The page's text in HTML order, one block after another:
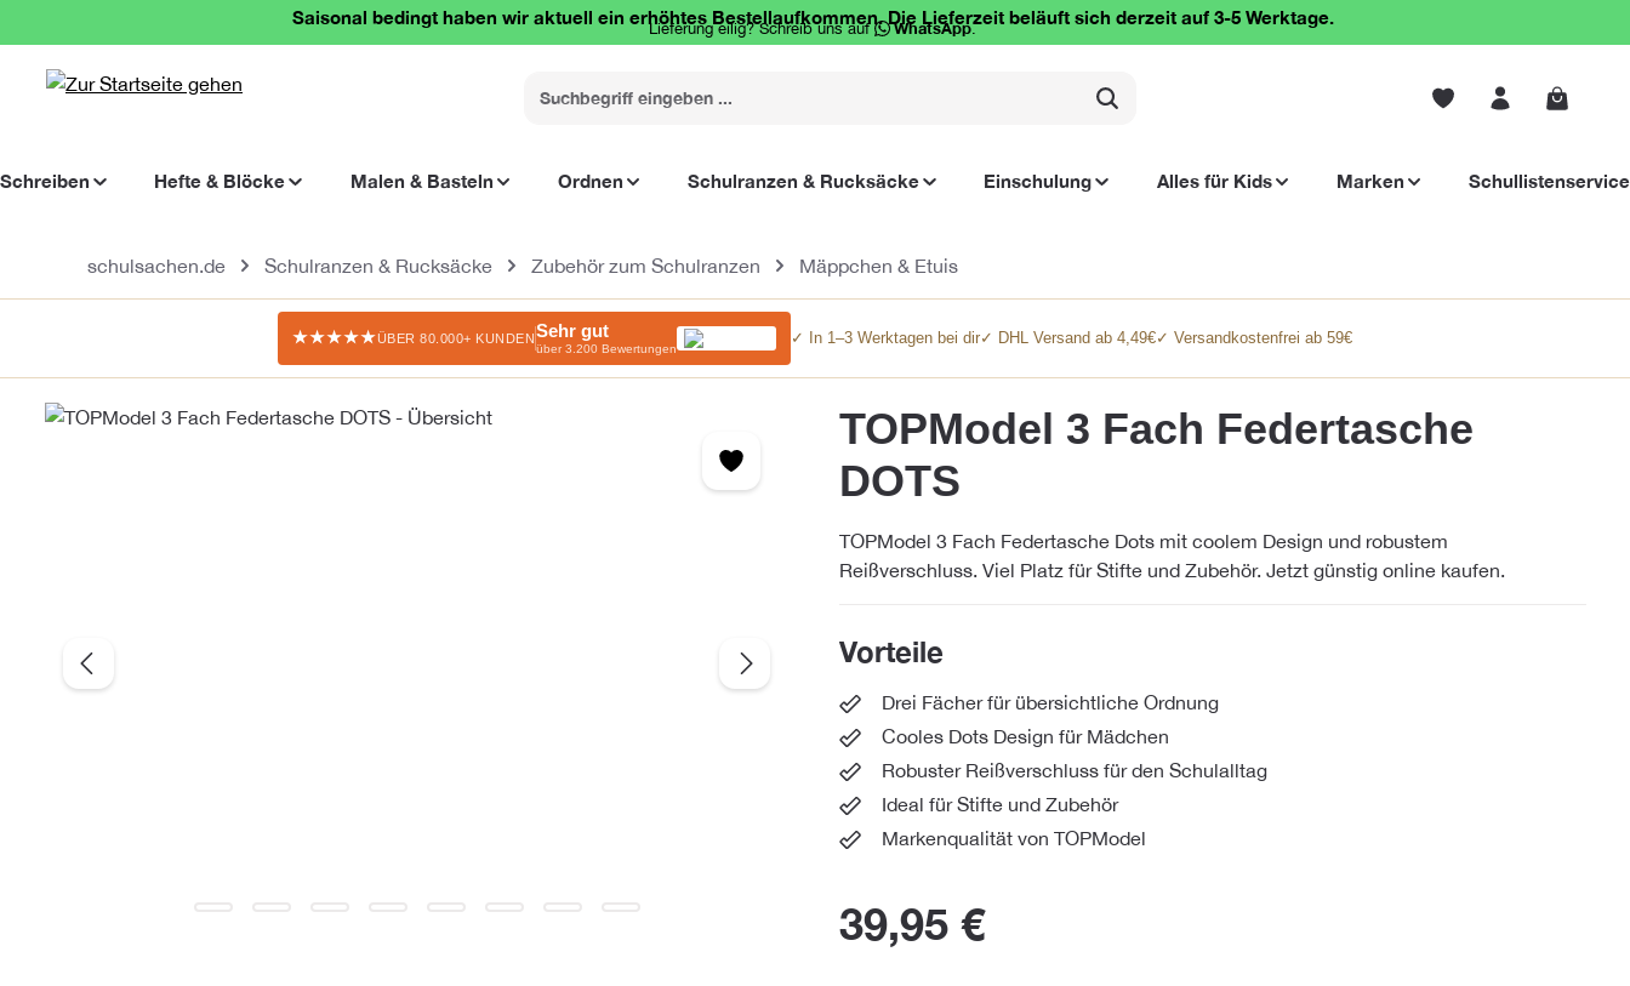
Zur Hauptnavigation springenSaisonal bedingt haben wir aktuell ein erhöhtes Bestellaufkommen. Die Lieferzeit beläuft sich derzeit auf 3-5 Werktage.
Lieferung eilig? Schreib uns auf WhatsApp.
Schreiben Hefte & Blöcke Malen & Basteln Ordnen Schulranzen & Rucksäcke Einschulung Alles für Kids Marken Schullistenservice
schulsachen.de Schulranzen & Rucksäcke Zubehör zum Schulranzen Mäppchen & Etuis
★★★★★ÜBER 80.000+ KUNDENSehr gut
über 3.200 Bewertungen
✓ In 1–3 Werktagen bei dir✓ DHL Versand ab 4,49€✓ Versandkostenfrei ab 59€
Bildergalerie überspringen
TOPModel 3 Fach Federtasche
DOTS
TOPModel 3 Fach Federtasche Dots mit coolem Design und robustem
Reißverschluss. Viel Platz für Stifte und Zubehör. Jetzt günstig online kaufen.
Vorteile
Drei Fächer für übersichtliche Ordnung
Cooles Dots Design für Mädchen
Robuster Reißverschluss für den Schulalltag
Ideal für Stifte und Zubehör
Markenqualität von TOPModel
39,95 €